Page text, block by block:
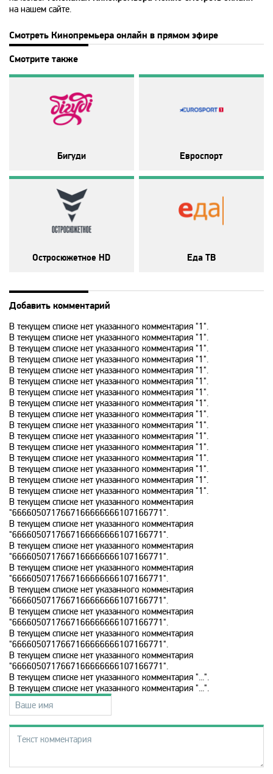
BBC World News
Bollywood
Boomerang
Bridge TV
Discovery
Discovery science
Disney
DTX
Europa Plus TV
Fox Life
Galaxy TV
Gulli
History
History 2
Hollywood
ICTV
ID Xtra
Kazakh TV KZ
KazSport
на нашем сайте.
Смотреть Кинопремьера онлайн в прямом эфире
Смотрите также
Бигуди Евроспорт
Остросюжетное HD Еда ТВ
Добавить комментарий
В текущем списке нет указанного комментария "1".
В текущем списке нет указанного комментария "1".
В текущем списке нет указанного комментария "1".
В текущем списке нет указанного комментария "1".
В текущем списке нет указанного комментария "1".
В текущем списке нет указанного комментария "1".
В текущем списке нет указанного комментария "1".
В текущем списке нет указанного комментария "1".
В текущем списке нет указанного комментария "1".
В текущем списке нет указанного комментария "1".
В текущем списке нет указанного комментария "1".
В текущем списке нет указанного комментария "1".
В текущем списке нет указанного комментария "1".
В текущем списке нет указанного комментария "1".
В текущем списке нет указанного комментария "1".
В текущем списке нет указанного комментария "1".
В текущем списке нет указанного комментария
"6666050717667166666666107166771".
В текущем списке нет указанного комментария
"6666050717667166666666107166771".
В текущем списке нет указанного комментария
"6666050717667166666666107166771".
В текущем списке нет указанного комментария
"6666050717667166666666107166771".
В текущем списке нет указанного комментария
"6666050717667166666666107166771".
В текущем списке нет указанного комментария
"6666050717667166666666107166771".
В текущем списке нет указанного комментария
"6666050717667166666666107166771".
В текущем списке нет указанного комментария
"6666050717667166666666107166771".
В текущем списке нет указанного комментария "...".
В текущем списке нет указанного комментария "...".